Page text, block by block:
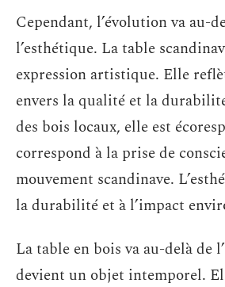
Cependant, l’évolution va au-
l’esthétique. La table
expression artistique. Elle
envers la qualité et la
des bois locaux, elle est
correspond à la prise de
mouvement scandinave.
la durabilité et à l’impact
La table en bois va au-delà de
devient un objet intemporel.